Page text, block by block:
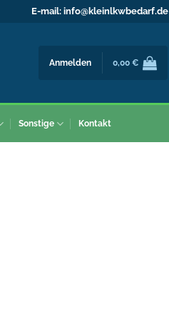
E-mail:info@kleinlkwbedarf.de
Anmelden 0,00 €
Sonstige Kontakt